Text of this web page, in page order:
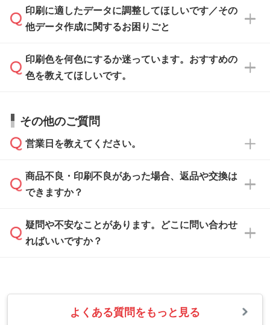
ご入稿後は経験豊富なスタッフがデータに不備
がないかチェックし、お客様と確認してから印
刷に進みますので、ご安心ください。
入稿用のテンプレートはPDF形式ですが、
IllustratorやPhotoshopで開いてご利用いただけ
方」をご確認ください。
印刷に適したデータ・解像度かどうか、担当ス
タッフが事前に確認いたします。
ムへ添付いただくか、担当スタッフ宛にメール
でお送りください。
い合わせください。
なお、印刷用データの作り方に関する詳細は、
印刷に適したデータに調整してほしいです／その
他データ作成に関するお困りごと
データ作成でお困りの際には、担当スタッフが
サポートいたしますのでお気軽にご相談くださ
から添付してお送りください。
しい
解像度の低い画像や、手書きのイラスト、写真
などを、印刷に適したベクターデータに変換し
・フルカラーデータを1色に変換してほしい
・1色印刷でグラデーションや濃淡を表現した
印刷色を何色にするか迷っています。おすすめの
色を教えてほしいです。
お見積・ご注文・
相談いただきますと、担当スタッフがお客様の
ご希望や商品の本体色を確認し、印刷色をご提
本体色がブラック、ネイビーなど濃色の場合は
白色か淡い色の印刷色をおすすめしておりま
本体色がナチュラルなど淡色の場合、印刷をく
っきりと目立たせたいときは濃い印刷色が、柔
らかい雰囲気にしたいときは淡い印刷色が映え
また、お選びいただいた印刷色が本体色に合わ
ない場合や仕上がりに影響しそうな場合は、ス
その他のご質問
営業日を教えてください。
営業日は平日の10:00～18:00で、土日祝日はお
休みとなります。注文・見積・お問い合わせ
速やかに対応いたします。
商品不良・印刷不良があった場合、返品や交換は
できますか？
お手数をお掛けいたしますが、至急担当スタッ
フまでご連絡ください。商品の状況を確認し、
・お届け時に商品が損傷・故障している場合
・ご注文と異なる商品が届いた場合
疑問や不安なことがあります。どこに問い合わせ
ればいいですか？
業日以内に担当スタッフよりメールにてご連絡
いたします。よくある質問をもっと見る